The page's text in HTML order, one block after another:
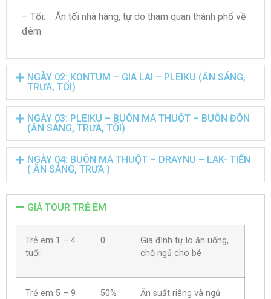
– Tối: Ăn tối nhà hàng, tự do tham quan thành phố về
đêm
NGÀY 02: KONTUM – GIA LAI – PLEIKU (ĂN SÁNG,
TRƯA, TỐI)
NGÀY 03: PLEIKU – BUÔN MA THUỘT – BUÔN ĐÔN
(ĂN SÁNG, TRƯA, TỐI)
NGÀY 04: BUÔN MA THUỘT – DRAYNU – LAK- TIỂN
( ĂN SÁNG, TRƯA )
GIÁ TOUR TRẺ EM
Trẻ em 1 – 4
tuổi:
0
Gia đình tự lo ăn uống,
chỗ ngủ cho bé
Trẻ em 5 – 9
50%
Ăn suất riêng và ngủ